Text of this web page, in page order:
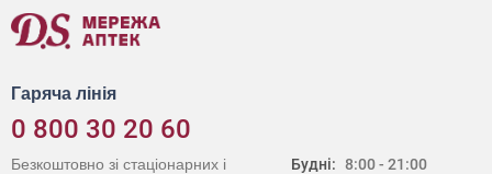
Гаряча лінія
0 800 30 20 60
Будні: 8:00 - 21:00
Безкоштовно зі стаціонарних і